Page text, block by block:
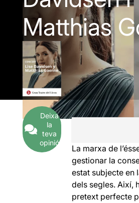
Matthias
Deixa
la
teva
opinió
La marxa de
gestionar la
estat subjecte en
dels segles. Així,
pretext perfecte